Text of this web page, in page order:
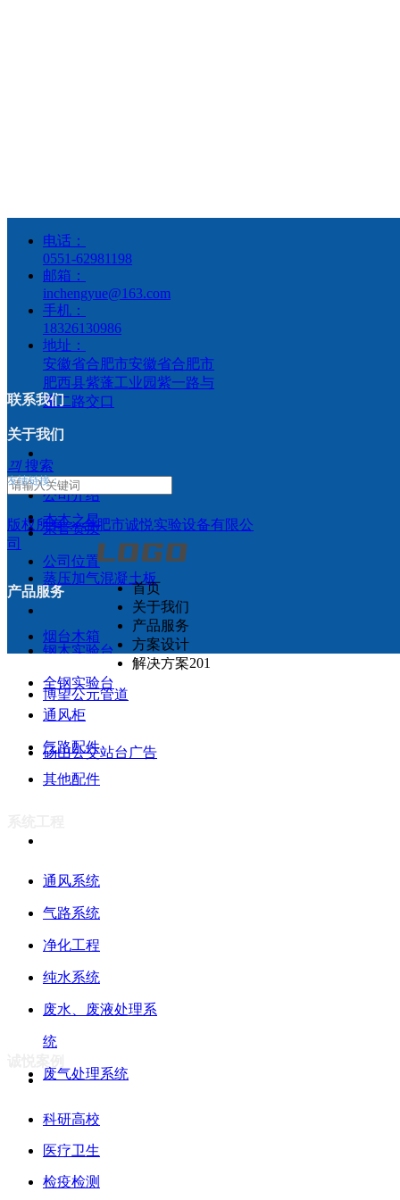
危险气体报警器。
请依据气体种类选择恰当的报警器，详情咨询：0551-62981198
电话：
0551-62981198
邮箱：
inchengyue@163.com
手机：
18326130986
地址：
安徽省合肥市安徽省合肥市
肥西县紫蓬工业园紫一路与
蓬二路交口
联系我们
关于我们
公司介绍
荣誉资质
公司位置
产品服务
钢木实验台
全钢实验台
通风柜
气路配件
其他配件
通风系统
气路系统
净化工程
纯水系统
废水、废液处理系
统
废气处理系统
科研高校
医疗卫生
检疫检测
끠 搜索
友情链接：
本本之星
蒸压加气混凝土板
烟台木箱
博望公元管道
砀山公交站台广告
版权所有： 合肥市诚悦实验设备有限公
司
首页
关于我们
产品服务
方案设计
解决方案201